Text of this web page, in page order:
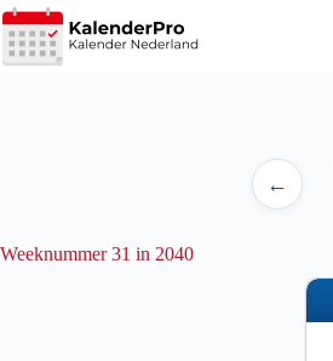
Ga
naar
de
←
Weeknummer 31 in 2040